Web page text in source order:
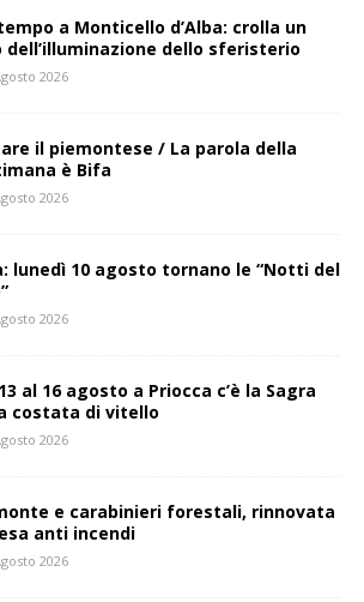
a Monticello d’Alba: crolla un
dell’illuminazione dello sferisterio
2026
il piemontese / La parola della
è Bifa
2026
lunedì 10 agosto tornano le “Notti del
2026
al 16 agosto a Priocca c’è la Sagra
costata di vitello
2026
e carabinieri forestali, rinnovata
anti incendi
2026